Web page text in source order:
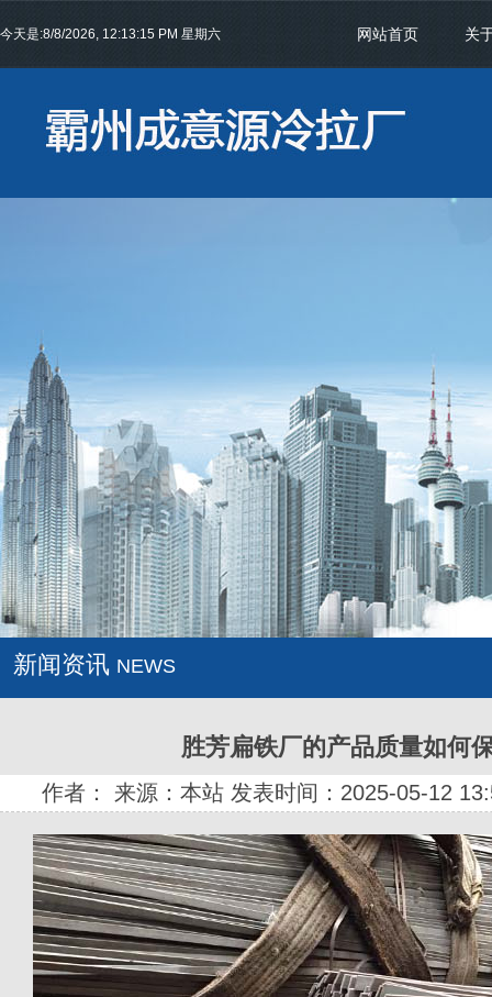
今天是:8/8/2026, 12:13:16 PM 星期六 网站首页 关
新闻资讯 NEWS
胜芳扁铁厂的产品质量如何
作者： 来源：本站 发表时间：2025-05-12